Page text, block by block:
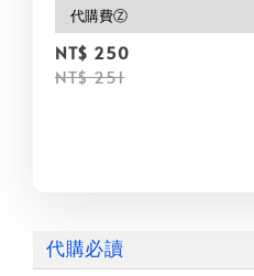
NT$ 250
NT$ 251
代購必讀